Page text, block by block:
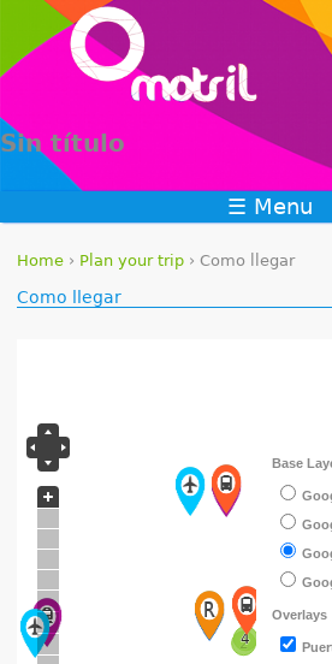
Jump to
Sin título
☰ Menu
Y
a
e
Home › Plan your trip ›Como llegar
Como llegar
2
2
4
4
Base
Overlays